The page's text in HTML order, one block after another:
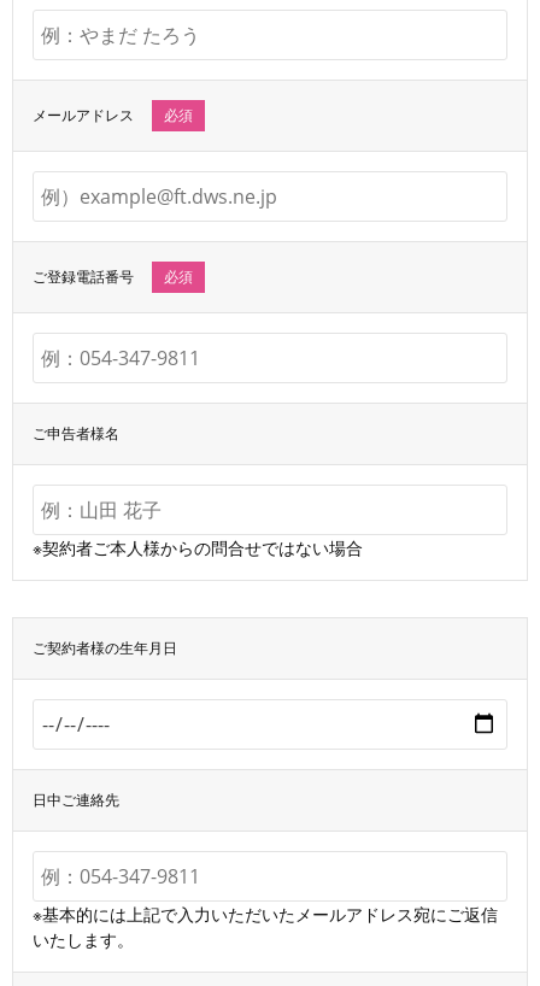
メールアドレス 必須
ご登録電話番号 必須
ご申告者様名
※契約者ご本人様からの問合せではない場合
ご契約者様の生年月日
日中ご連絡先
※基本的には上記で入力いただいたメールアドレス宛にご返信
いたします。